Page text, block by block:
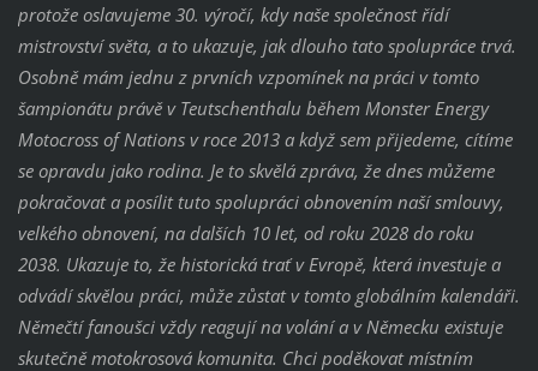
protože oslavujeme 30. výročí, kdy naše společnost řídí
mistrovství světa, a to ukazuje, jak dlouho tato spolupráce trvá.
Osobně mám jednu z prvních vzpomínek na práci v tomto
šampionátu právě v Teutschenthalu během Monster Energy
Motocross of Nations v roce 2013 a když sem přijedeme, cítíme
se opravdu jako rodina. Je to skvělá zpráva, že dnes můžeme
pokračovat a posílit tuto spolupráci obnovením naší smlouvy,
velkého obnovení, na dalších 10 let, od roku 2028 do roku
2038. Ukazuje to, že historická trať v Evropě, která investuje a
odvádí skvělou práci, může zůstat v tomto globálním kalendáři.
Němečtí fanoušci vždy reagují na volání a v Německu existuje
skutečně motokrosová komunita. Chci poděkovat místním